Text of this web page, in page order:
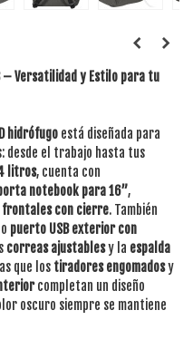
– Versatilidad y Estilo para tu
hidrófugo está diseñada para
desde el trabajo hasta tus
litros, cuenta con
notebook para 16”,
frontales con cierre. También
puerto USB exterior con
correas ajustablesy la espalda
que los tiradores engomadosy
completan un diseño
oscuro siempre se mantiene